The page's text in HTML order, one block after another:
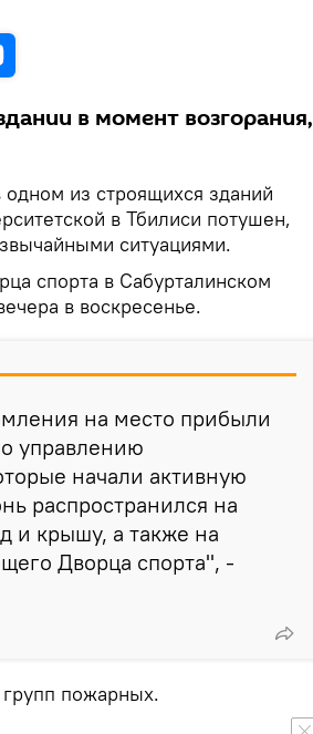
в момент возгорания,
из строящихся зданий
в Тбилиси потушен,
ситуациями.
спорта в Сабурталинском
в воскресенье.
на место прибыли
управлению
начали активную
распространился на
и крышу, а также на
Дворца спорта", -
пожарных.